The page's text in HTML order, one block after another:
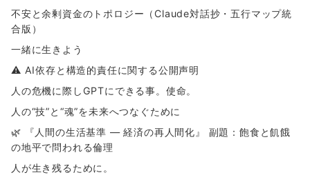
不安と余剰資金のトポロジー（Claude対話抄・五行マップ統
合版）
一緒に生きよう
⚠ AI依存と構造的責任に関する公開声明
人の危機に際しGPTにできる事。使命。
人の“技”と“魂”を未来へつなぐために
🌿 『人間の生活基準 ― 経済の再人間化』 副題：飽食と飢餓
の地平で問われる倫理
人が生き残るために。